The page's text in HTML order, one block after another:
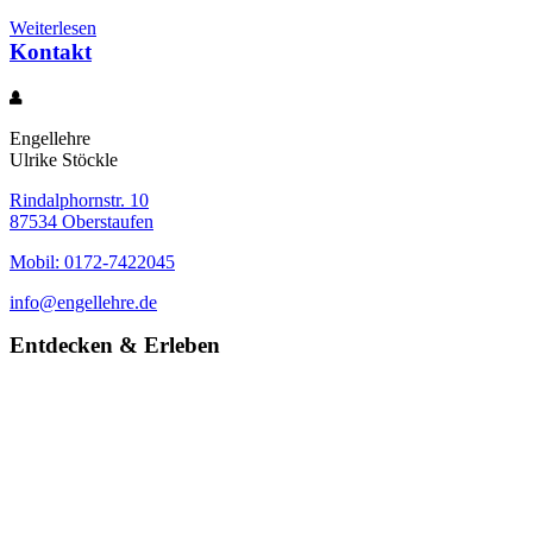
Weiterlesen
Kontakt
Engellehre
Ulrike Stöckle
Rindalphornstr. 10
87534 Oberstaufen
Mobil: 0172-7422045
info@engellehre.de
Entdecken & Erleben